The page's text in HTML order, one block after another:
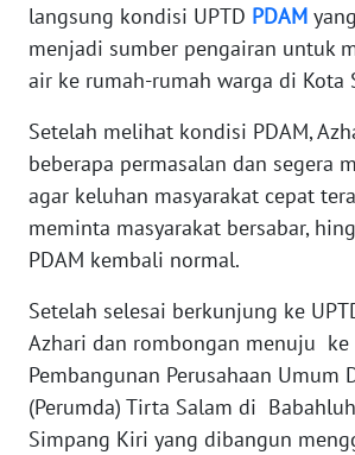
langsung kondisi UPTD PDAM
menjadi sumber pengairan untuk
air ke rumah-rumah warga di Kota
Setelah melihat kondisi PDAM,
beberapa permasalan dan segera
agar keluhan masyarakat cepat
meminta masyarakat bersabar,
PDAM kembali normal.
Setelah selesai berkunjung ke
Azhari dan rombongan menuju ke
Pembangunan Perusahaan Umum
(Perumda) Tirta Salam di
Simpang Kiri yang dibangun
WN
SUMUT
WN
JAKARTA
WN
JABAR
WN
NTT